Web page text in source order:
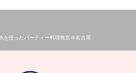
を使ったパーティー料理教室＠名古屋